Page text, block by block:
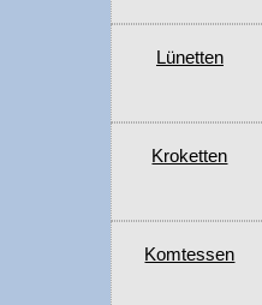
Lünetten
Kroketten
Komtessen